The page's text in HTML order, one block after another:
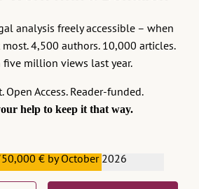
>>
analysis freely accessible – when
4,500 authors. 10,000 articles.
five million views last year.
Open Access. Reader-funded.
help to keep it that way.
€ by October 2026